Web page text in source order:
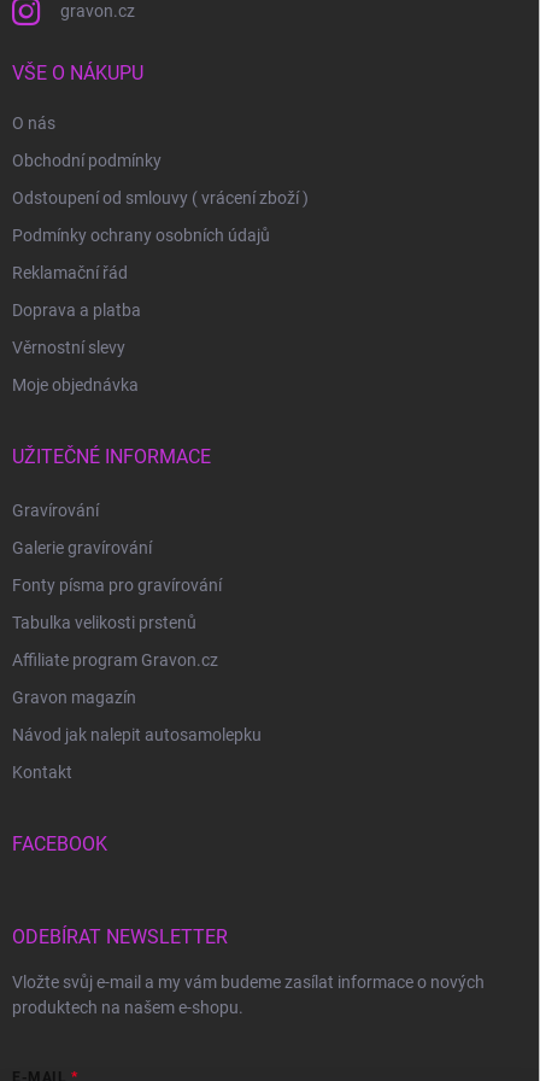
gravon.cz
VŠE O NÁKUPU
O nás
Obchodní podmínky
Odstoupení od smlouvy ( vrácení zboží )
Podmínky ochrany osobních údajů
Reklamační řád
Doprava a platba
Věrnostní slevy
Moje objednávka
UŽITEČNÉ INFORMACE
Gravírování
Galerie gravírování
Fonty písma pro gravírování
Tabulka velikosti prstenů
Affiliate program Gravon.cz
Gravon magazín
Návod jak nalepit autosamolepku
Kontakt
FACEBOOK
ODEBÍRAT NEWSLETTER
Vložte svůj e-mail a my vám budeme zasílat informace o nových
produktech na našem e-shopu.
E-MAIL